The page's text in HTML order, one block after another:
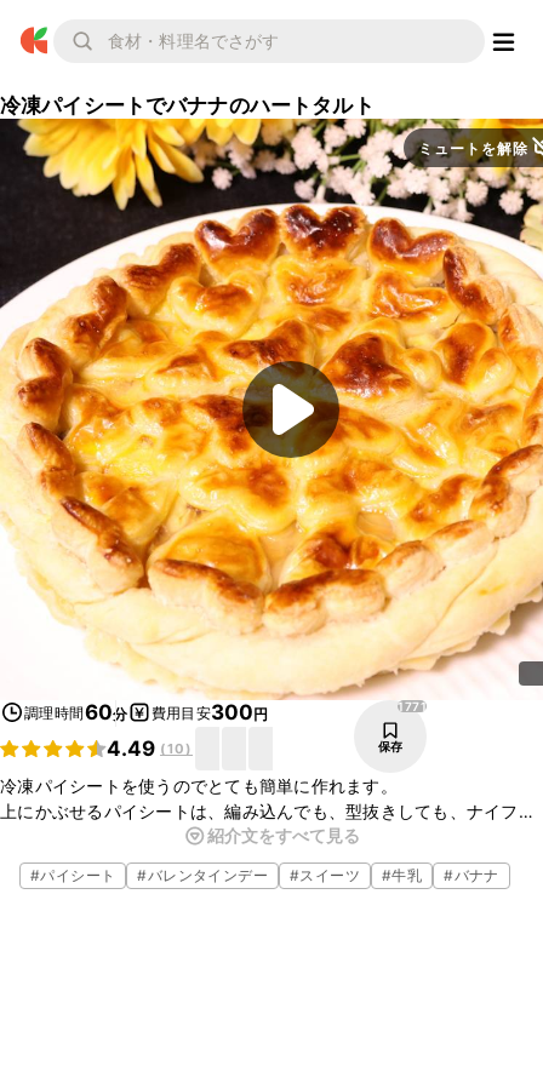
冷凍パイシートでバナナのハートタルト
ミュートを解除
調理時間60分 費用目安300円
4.49 (10)
1771
保存
冷凍パイシートを使うのでとても簡単に作れます。
上にかぶせるパイシートは、編み込んでも、型抜きしても、ナイフで
模様をつけても華やかに仕上がるので、お好みの模様を楽しんでくだ
さい。
温かいうちも美味しいですが、冷蔵庫でよく冷やして召し上がってく
紹介文をすべて見る
#パイシート #バレンタインデー #スイーツ #牛乳 #バナナ